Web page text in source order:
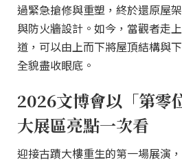
過緊急搶修與重塑，終於還原屋
與防火牆設計。如今，當觀者走
道，可以由上而下將屋頂結構與
全貌盡收眼底。
2026文博會以「第零
大展區亮點一次看
迎接古蹟大樓重生的第一場展演